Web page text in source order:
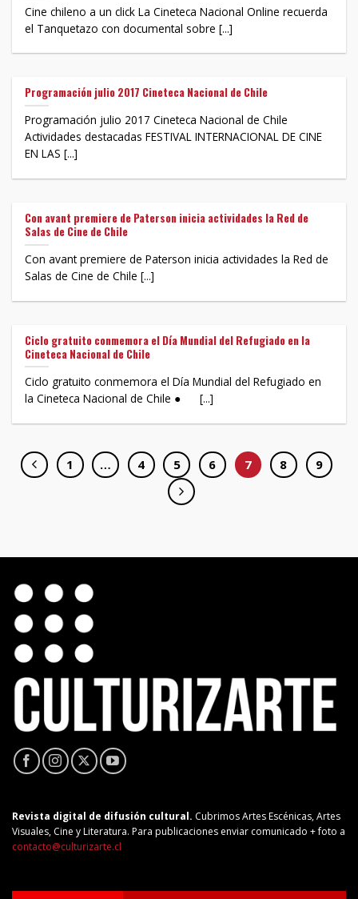
Cine chileno a un click La Cineteca Nacional Online recuerda
el Tanquetazo con documental sobre [...]
Programación julio 2017 Cineteca Nacional de Chile
Programación julio 2017 Cineteca Nacional de Chile
Actividades destacadas FESTIVAL INTERNACIONAL DE CINE
EN LAS [...]
Con avant premiere de Paterson inicia actividades la Red de
Salas de Cine de Chile
Con avant premiere de Paterson inicia actividades la Red de
Salas de Cine de Chile [...]
Ciclo gratuito conmemora el Día Mundial del Refugiado en la
Cineteca Nacional de Chile
Ciclo gratuito conmemora el Día Mundial del Refugiado en
la Cineteca Nacional de Chile ● [...]
1 … 4 5 6 7 8 9
Revista digital de difusión cultural. Cubrimos Artes Escénicas, Artes
Visuales, Cine y Literatura. Para publicaciones enviar comunicado + foto a
contacto@culturizarte.cl